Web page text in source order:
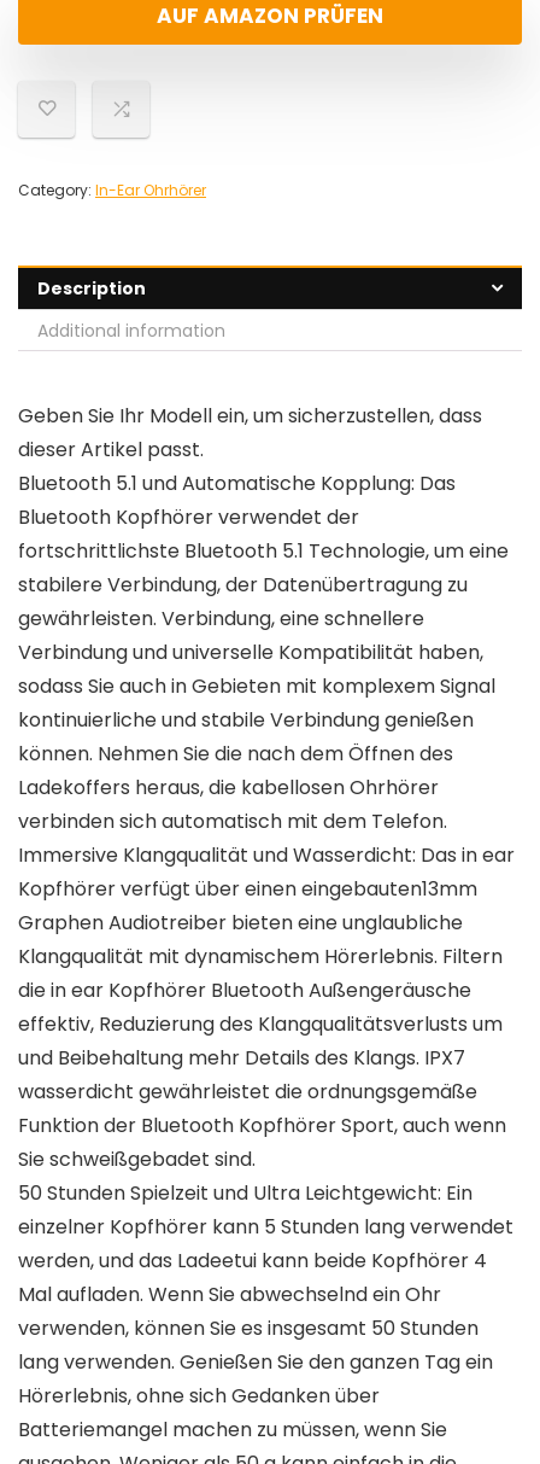
AUF AMAZON PRÜFEN
Category: In-Ear Ohrhörer
Description
Additional information
Geben Sie Ihr Modell ein, um sicherzustellen, dass
dieser Artikel passt.
Bluetooth 5.1 und Automatische Kopplung: Das
Bluetooth Kopfhörer verwendet der
fortschrittlichste Bluetooth 5.1 Technologie, um eine
stabilere Verbindung, der Datenübertragung zu
gewährleisten. Verbindung, eine schnellere
Verbindung und universelle Kompatibilität haben,
sodass Sie auch in Gebieten mit komplexem Signal
kontinuierliche und stabile Verbindung genießen
können. Nehmen Sie die nach dem Öffnen des
Ladekoffers heraus, die kabellosen Ohrhörer
verbinden sich automatisch mit dem Telefon.
Immersive Klangqualität und Wasserdicht: Das in ear
Kopfhörer verfügt über einen eingebauten13mm
Graphen Audiotreiber bieten eine unglaubliche
Klangqualität mit dynamischem Hörerlebnis. Filtern
die in ear Kopfhörer Bluetooth Außengeräusche
effektiv, Reduzierung des Klangqualitätsverlusts um
und Beibehaltung mehr Details des Klangs. IPX7
wasserdicht gewährleistet die ordnungsgemäße
Funktion der Bluetooth Kopfhörer Sport, auch wenn
Sie schweißgebadet sind.
50 Stunden Spielzeit und Ultra Leichtgewicht: Ein
einzelner Kopfhörer kann 5 Stunden lang verwendet
werden, und das Ladeetui kann beide Kopfhörer 4
Mal aufladen. Wenn Sie abwechselnd ein Ohr
verwenden, können Sie es insgesamt 50 Stunden
lang verwenden. Genießen Sie den ganzen Tag ein
Hörerlebnis, ohne sich Gedanken über
Batteriemangel machen zu müssen, wenn Sie